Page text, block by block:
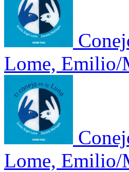
Lome, Emilio/
Lome, Emilio/